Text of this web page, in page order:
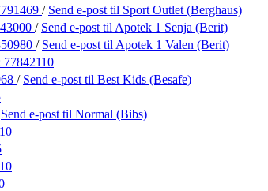
/ Send e-post til Sport Outlet (Berghaus)
/ Send e-post til Apotek 1 Senja (Berit)
/ Send e-post til Apotek 1 Valen (Berit)
77842110
/ Send e-post til Best Kids (Besafe)
Send e-post til Normal (Bibs)